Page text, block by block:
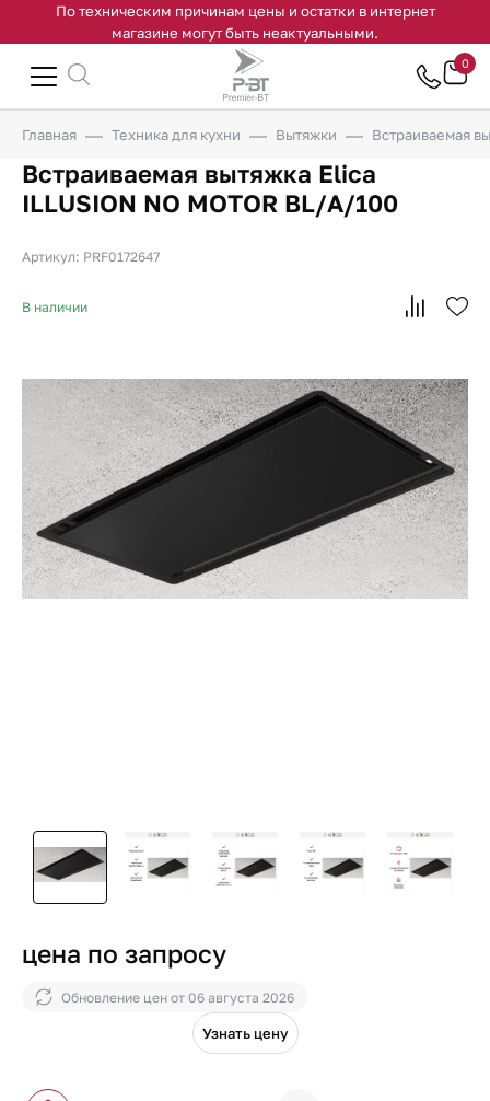
По техническим причинам цены и остатки в интернет
магазине могут быть неактуальными.
0
Главная Техника для кухни Вытяжки Встраиваемая
Встраиваемая вытяжка Elica
ILLUSION NO MOTOR BL/A/100
Артикул: PRF0172647
В наличии
цена по запросу
Обновление цен от 06 августа 2026
Узнать цену